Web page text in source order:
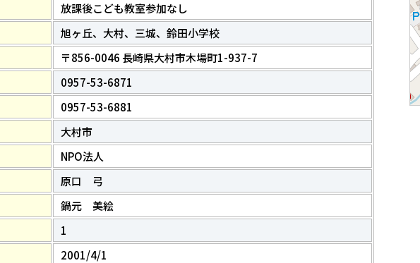
放課後こども教室参加なし
旭ヶ丘、大村、三城、鈴田小学校
〒856-0046 長崎県大村市木場町1-937-7
0957-53-6871
0957-53-6881
大村市
NPO法人
原口 弓
鍋元 美絵
1
2001/4/1